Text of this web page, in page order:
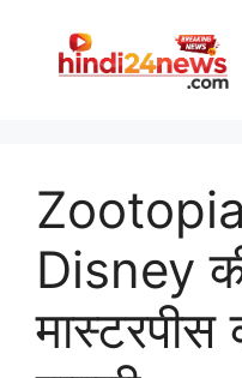
content
Disney
मास्टरपीस